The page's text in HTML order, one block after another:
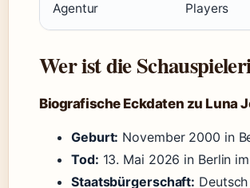
Agentur Players
Wer ist die
Biografische Eckdaten zu Luna
Geburt: November 2000 in
Tod: 13. Mai 2026 in Berlin
Staatsbürgerschaft: